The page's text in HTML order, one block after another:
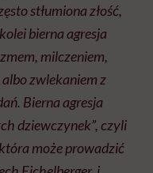
stłumiona złość,
bierna agresja
milczeniem,
zwlekaniem z
Bierna agresja
dziewczynek”, czyli
może prowadzić